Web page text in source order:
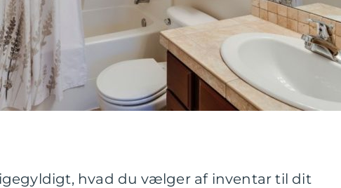
hvad du vælger af inventar til dit